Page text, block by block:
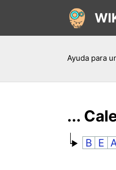
Ayuda para
...
B E